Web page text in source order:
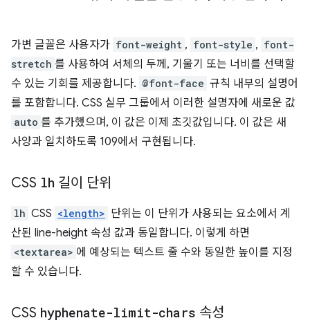
가변 글꼴은 사용자가 font-weight , font-style , font-
stretch 를 사용하여 서체의 두께, 기울기 또는 너비를 선택할
수 있는 기회를 제공합니다. @font-face 규칙 내부의 설명어
를 포함합니다. CSS 실무 그룹에서 이러한 설명자에 새로운 값
auto 를 추가했으며, 이 값은 이제 초깃값입니다. 이 값은 새
사양과 일치하도록 109에서 구현됩니다.
CSS lh 길이 단위
lh CSS <length> 단위는 이 단위가 사용되는 요소에서 계
산된 line-height 속성 값과 동일합니다. 이렇게 하면
<textarea> 에 예상되는 텍스트 줄 수와 동일한 높이를 지정
할 수 있습니다.
CSS hyphenate-limit-chars 속성